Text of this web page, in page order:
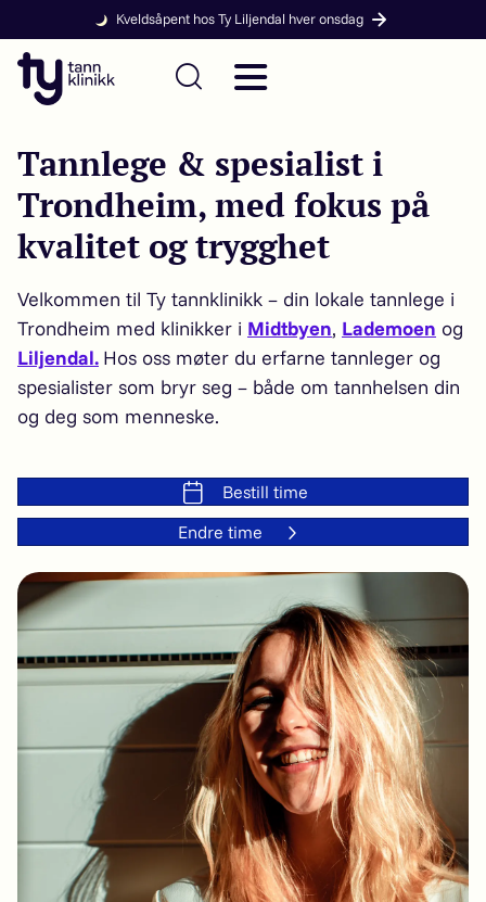
Kveldsåpent hos Ty Liljendal hver onsdag
Tannlege & spesialist i
Trondheim, med fokus på
kvalitet og trygghet
Velkommen til Ty tannklinikk – din lokale tannlege i
Trondheim med klinikker i Midtbyen, Lademoen og
Liljendal. Hos oss møter du erfarne tannleger og
spesialister som bryr seg – både om tannhelsen din
og deg som menneske.
Bestill time
Endre time